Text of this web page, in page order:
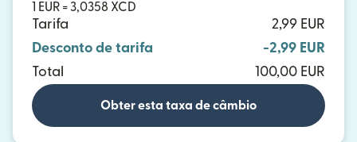
1 EUR = 3,0358 XCD
Tarifa
2,99 EUR
Desconto de tarifa
-2,99 EUR
Total
100,00 EUR
Obter esta taxa de câmbio